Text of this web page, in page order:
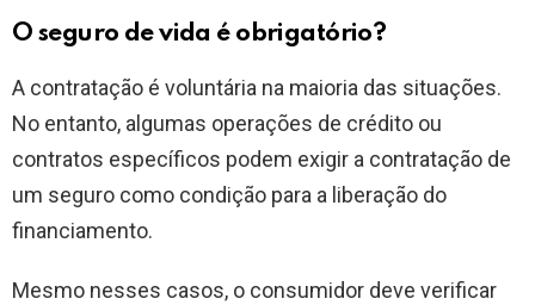
O seguro de vida é obrigatório?
A contratação é voluntária na maioria das situações.
No entanto, algumas operações de crédito ou
contratos específicos podem exigir a contratação de
um seguro como condição para a liberação do
financiamento.
Mesmo nesses casos, o consumidor deve verificar